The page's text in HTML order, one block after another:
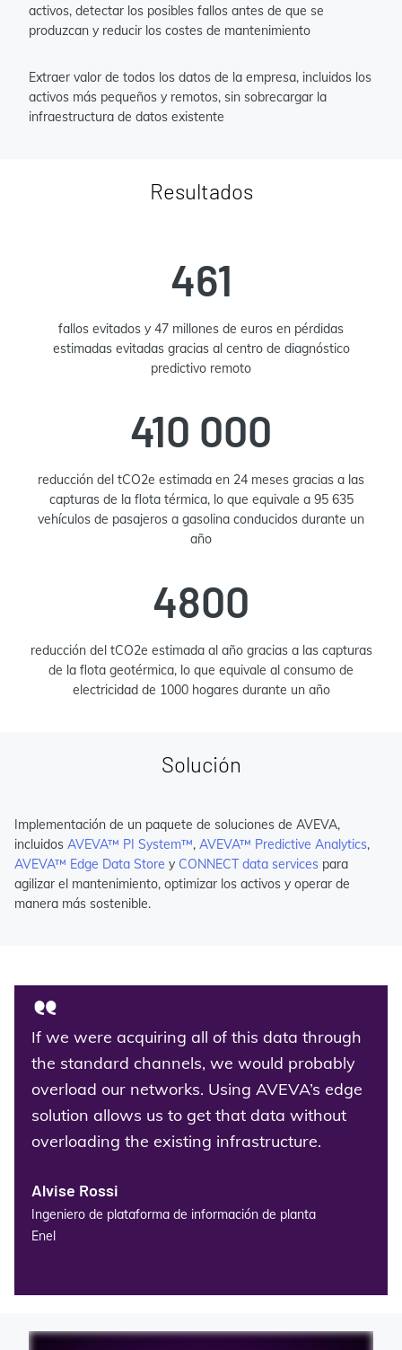
activos, detectar los posibles fallos antes de que se
produzcan y reducir los costes de mantenimiento
Extraer valor de todos los datos de la empresa, incluidos los
activos más pequeños y remotos, sin sobrecargar la
infraestructura de datos existente
Resultados
461
fallos evitados y 47 millones de euros en pérdidas
estimadas evitadas gracias al centro de diagnóstico
predictivo remoto
410 000
reducción del tCO2e estimada en 24 meses gracias a las
capturas de la flota térmica, lo que equivale a 95 635
vehículos de pasajeros a gasolina conducidos durante un
año
4800
reducción del tCO2e estimada al año gracias a las capturas
de la flota geotérmica, lo que equivale al consumo de
electricidad de 1000 hogares durante un año
Solución
Implementación de un paquete de soluciones de AVEVA,
incluidos AVEVA™ PI System™, AVEVA™ Predictive Analytics,
AVEVA™ Edge Data Store y CONNECT data services para
agilizar el mantenimiento, optimizar los activos y operar de
manera más sostenible.
If we were acquiring all of this data through
the standard channels, we would probably
overload our networks. Using AVEVA’s edge
solution allows us to get that data without
overloading the existing infrastructure.
Alvise Rossi
Ingeniero de plataforma de información de planta
Enel